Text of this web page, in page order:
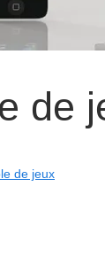
de
de jeux